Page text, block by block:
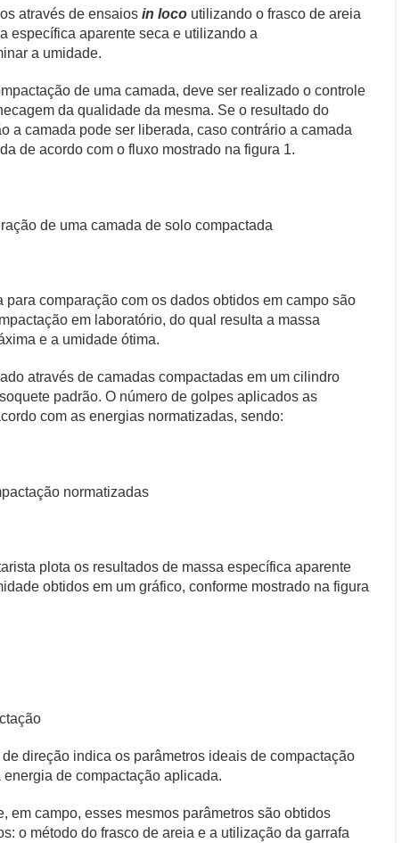
através de ensaios in loco utilizando o frasco de areia
específica aparente seca e utilizando a
a umidade.
de uma camada, deve ser realizado o controle
da qualidade da mesma. Se o resultado do
a camada pode ser liberada, caso contrário a camada
de acordo com o fluxo mostrado na figura 1.
de uma camada de solo compactada
para comparação com os dados obtidos em campo são
em laboratório, do qual resulta a massa
e a umidade ótima.
através de camadas compactadas em um cilindro
padrão. O número de golpes aplicados as
com as energias normatizadas, sendo:
normatizadas
plota os resultados de massa específica aparente
obtidos em um gráfico, conforme mostrado na figura
direção indica os parâmetros ideais de compactação
de compactação aplicada.
em campo, esses mesmos parâmetros são obtidos
o método do frasco de areia e a utilização da garrafa